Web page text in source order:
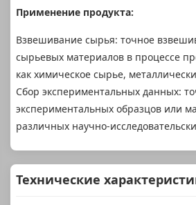
Применение продукта:
Взвешивание сырья: точное
сырьевых материалов в процессе
как химическое сырье,
Сбор экспериментальных данных:
экспериментальных образцов или
различных научно-
Технические